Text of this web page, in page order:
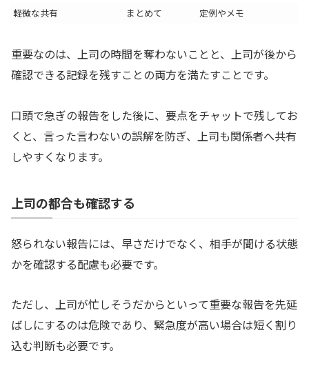
軽微な共有
まとめて 定例やメモ
重要なのは、上司の時間を奪わないことと、上司が後から
確認できる記録を残すことの両方を満たすことです。
口頭で急ぎの報告をした後に、要点をチャットで残してお
くと、言った言わないの誤解を防ぎ、上司も関係者へ共有
しやすくなります。
上司の都合も確認する
怒られない報告には、早さだけでなく、相手が聞ける状態
かを確認する配慮も必要です。
ただし、上司が忙しそうだからといって重要な報告を先延
ばしにするのは危険であり、緊急度が高い場合は短く割り
込む判断も必要です。